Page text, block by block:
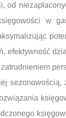
od
w
efektywność